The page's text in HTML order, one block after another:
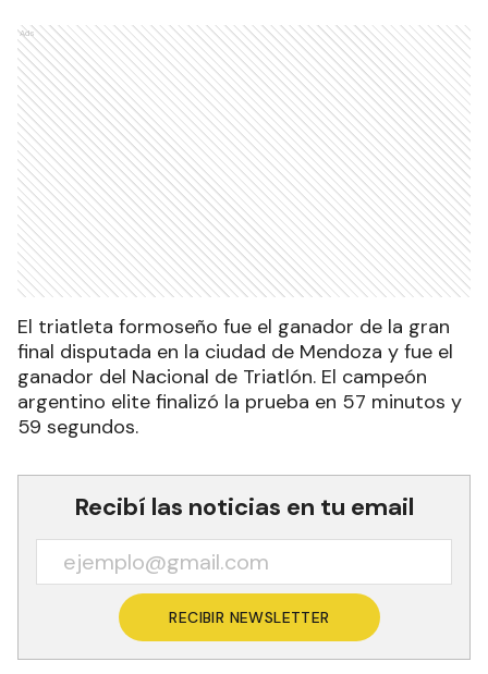
Ads
El triatleta formoseño fue el ganador de la gran
final disputada en la ciudad de Mendoza y fue el
ganador del Nacional de Triatlón. El campeón
argentino elite finalizó la prueba en 57 minutos y
59 segundos.
Recibí las noticias en tu email
RECIBIR NEWSLETTER